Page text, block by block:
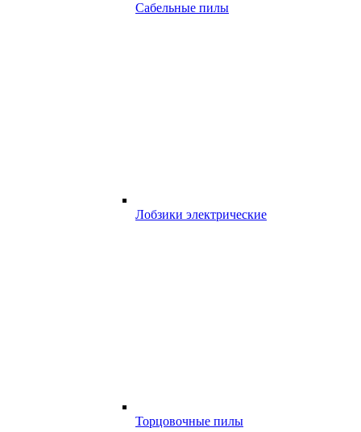
Сабельные пилы
Лобзики электрические
Торцовочные пилы